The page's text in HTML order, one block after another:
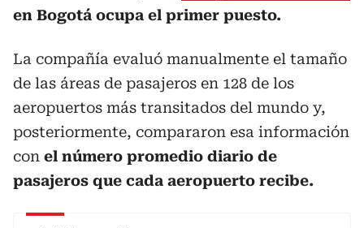
en Bogotá ocupa el primer puesto.
La compañía evaluó manualmente el tamaño
de las áreas de pasajeros en 128 de los
aeropuertos más transitados del mundo y,
posteriormente, compararon esa información
con el número promedio diario de
pasajeros que cada aeropuerto recibe.